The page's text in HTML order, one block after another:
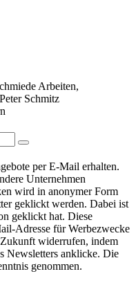
Arbeiten,
Schmitz
per E-Mail erhalten.
Unternehmen
wird in anonymer Form
geklickt werden. Dabei ist
geklickt hat. Diese
Adresse für Werbezwecke
widerrufen, indem
Newsletters anklicke. Die
genommen.